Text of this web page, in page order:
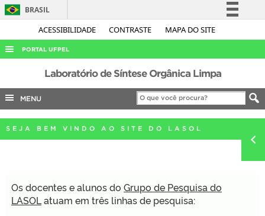
ACESSIBILIDADE CONTRASTE MAPA DO SITE
BRASIL
Simplifique!
Acesso à informação
Legislação
Canais
PORTAL UFPEL
ACESSO À INFORMAÇÃO
AUDITORIA
COBALTO
CONCURSOS
OUVIDORIA
Laboratório de Síntese Orgânica Limpa
MENU
SEJA BEM VINDO AO SITE DO LASOL
Os docentes e alunos do Grupo de Pesquisa do
LASOLatuam em três linhas de pesquisa: